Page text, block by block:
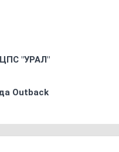
ЦПС "УРАЛ"
Outback